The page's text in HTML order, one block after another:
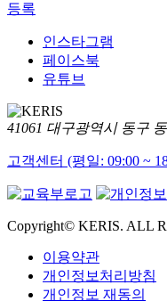
등록
인스타그램
페이스북
유튜브
41061 대구광역시 동구
고객센터 (평일: 09:00 ~
Copyright© KERIS. ALL
이용약관
개인정보처리방침
개인정보 재동의